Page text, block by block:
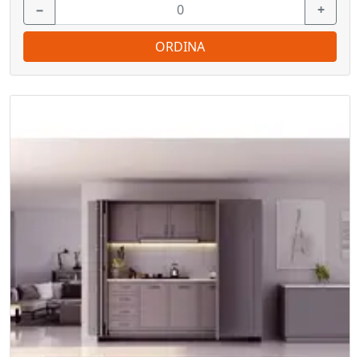
− +
ORDINA